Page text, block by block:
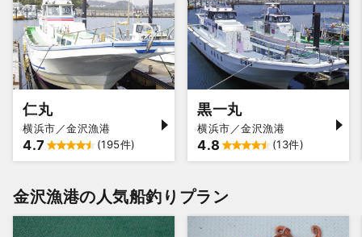
仁丸
横浜市／金沢漁港
4.7 (195件)
黒一丸
横浜市／金沢漁港
4.8 (13件)
金沢漁港の人気船釣りプラン